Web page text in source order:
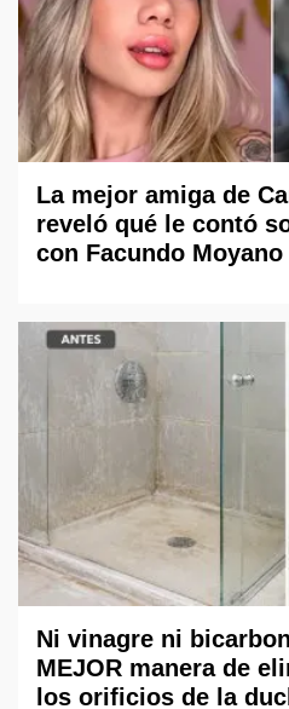
La mejor amiga de
reveló qué le contó
con Facundo Moyano
Ni vinagre ni
MEJOR manera de
los orificios de la